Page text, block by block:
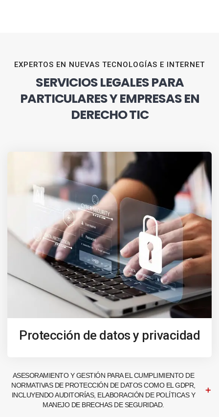
EXPERTOS EN NUEVAS TECNOLOGÍAS E INTERNET
SERVICIOS LEGALES PARA
PARTICULARES Y EMPRESAS EN
DERECHO TIC
Protección de datos y privacidad
ASESORAMIENTO Y GESTIÓN PARA EL CUMPLIMIENTO DE
NORMATIVAS DE PROTECCIÓN DE DATOS COMO EL GDPR,
INCLUYENDO AUDITORÍAS, ELABORACIÓN DE POLÍTICAS Y
MANEJO DE BRECHAS DE SEGURIDAD.